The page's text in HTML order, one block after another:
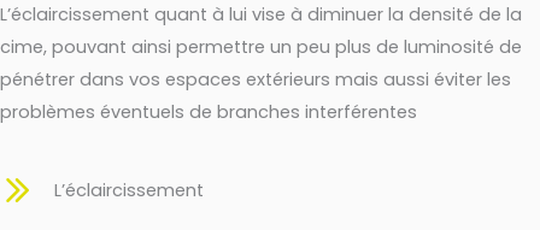
L’éclaircissement quant à lui vise à diminuer la densité de la
cime, pouvant ainsi permettre un peu plus de luminosité de
pénétrer dans vos espaces extérieurs mais aussi éviter les
problèmes éventuels de branches interférentes
L’éclaircissement